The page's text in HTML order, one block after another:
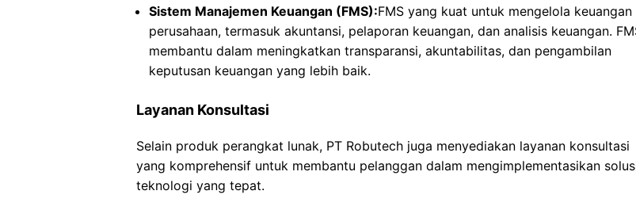
Sistem Manajemen Keuangan (FMS):FMS yang kuat untuk mengelola keuangan
perusahaan, termasuk akuntansi, pelaporan keuangan, dan analisis keuangan.
membantu dalam meningkatkan transparansi, akuntabilitas, dan pengambilan
keputusan keuangan yang lebih baik.
Layanan Konsultasi
Selain produk perangkat lunak, PT Robutech juga menyediakan layanan konsultasi
yang komprehensif untuk membantu pelanggan dalam mengimplementasikan
teknologi yang tepat.